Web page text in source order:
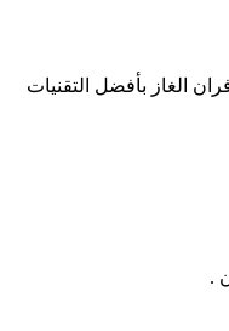
الغاز بأفضل التقنيات
.